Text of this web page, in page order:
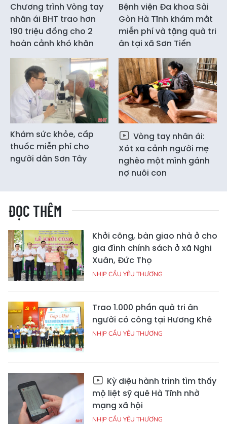
Chương trình Vòng tay
nhân ái BHT trao hơn
190 triệu đồng cho 2
hoàn cảnh khó khăn
Bệnh viện Đa khoa Sài
Gòn Hà Tĩnh khám mắt
miễn phí và tặng quà tri
ân tại xã Sơn Tiến
Khám sức khỏe, cấp
thuốc miễn phí cho
người dân Sơn Tây
Vòng tay nhân ái:
Xót xa cảnh người mẹ
nghèo một mình gánh
nợ nuôi con
ĐỌC THÊM
Khởi công, bàn giao nhà ở cho
gia đình chính sách ở xã Nghi
Xuân, Đức Thọ
NHỊP CẦU YÊU THƯƠNG
Trao 1.000 phần quà tri ân
người có công tại Hương Khê
NHỊP CẦU YÊU THƯƠNG
Kỳ diệu hành trình tìm thấy
mộ liệt sỹ quê Hà Tĩnh nhờ
mạng xã hội
NHỊP CẦU YÊU THƯƠNG